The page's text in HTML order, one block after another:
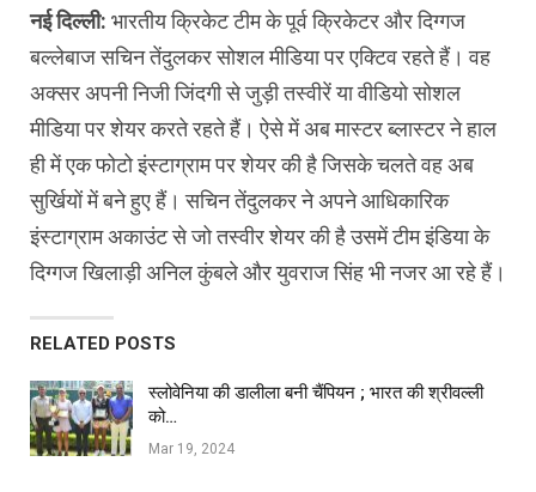
नई दिल्ली: भारतीय क्रिकेट टीम के पूर्व क्रिकेटर और दिग्गज
बल्लेबाज सचिन तेंदुलकर सोशल मीडिया पर एक्टिव रहते हैं। वह
अक्सर अपनी निजी जिंदगी से जुड़ी तस्वीरें या वीडियो सोशल
मीडिया पर शेयर करते रहते हैं। ऐसे में अब मास्टर ब्लास्टर ने हाल
ही में एक फोटो इंस्टाग्राम पर शेयर की है जिसके चलते वह अब
सुर्खियों में बने हुए हैं। सचिन तेंदुलकर ने अपने आधिकारिक
इंस्टाग्राम अकाउंट से जो तस्वीर शेयर की है उसमें टीम इंडिया के
दिग्गज खिलाड़ी अनिल कुंबले और युवराज सिंह भी नजर आ रहे हैं।
RELATED POSTS
स्लोवेनिया की डालीला बनी चैंपियन ; भारत की श्रीवल्ली
को…
Mar 19, 2024